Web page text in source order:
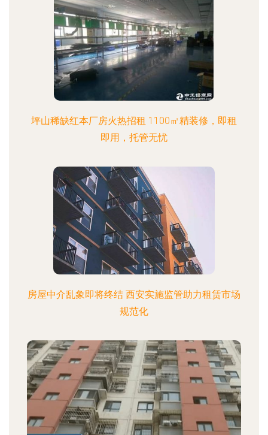
坪山稀缺红本厂房火热招租 1100㎡精装修，即租
即用，托管无忧
房屋中介乱象即将终结 西安实施监管助力租赁市场
规范化